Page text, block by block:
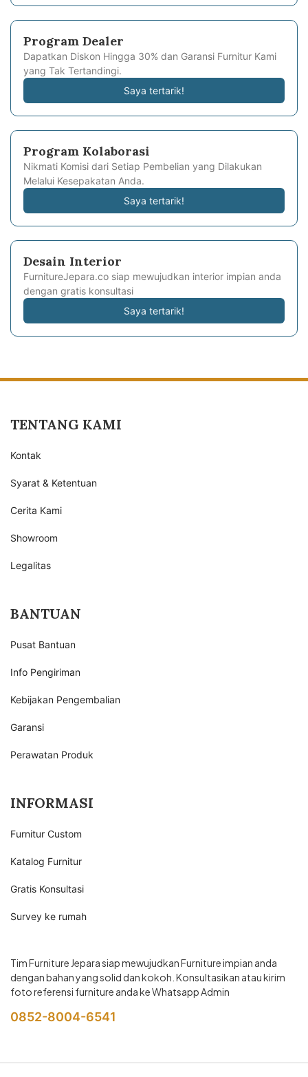
Program Dealer
Dapatkan Diskon Hingga 30% dan Garansi Furnitur Kami
yang Tak Tertandingi.
Saya tertarik!
Program Kolaborasi
Nikmati Komisi dari Setiap Pembelian yang Dilakukan
Melalui Kesepakatan Anda.
Saya tertarik!
Desain Interior
FurnitureJepara.co siap mewujudkan interior impian anda
dengan gratis konsultasi
Saya tertarik!
TENTANG KAMI
Kontak
Syarat & Ketentuan
Cerita Kami
Showroom
Legalitas
BANTUAN
Pusat Bantuan
Info Pengiriman
Kebijakan Pengembalian
Garansi
Perawatan Produk
INFORMASI
Furnitur Custom
Katalog Furnitur
Gratis Konsultasi
Survey ke rumah
Tim Furniture Jepara siap mewujudkan Furniture impian anda
dengan bahan yang solid dan kokoh. Konsultasikan atau kirim
foto referensi furniture anda ke Whatsapp Admin
0852-8004-6541